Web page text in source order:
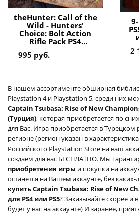
theHunter: Call of the
Wild - Hunters'
Choice: Bolt Action
Rifle Pack PS4
(Турция) купить
дополнение на
995 руб.
2
В нашем ассортименте обширная
Playstation 4 и Playstation 5, среди них
Captain Tsubasa: Rise of New
(Турция), которая приобретается по
для Вас. Игра приобретается в
регионе (регион указан в
Российского Playstation Store на ваш
создаем для вас БЕСПЛАТНО. Мы
приобретения игры и покупки на
останется на Вашем аккаунте, без
купить Captain Tsubasa: Rise of New
для PS4 или PS5? Заказывайте скорее и
будет у вас на аккаунте) И заранее,